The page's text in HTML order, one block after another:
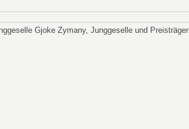
Gjoke Zymany, Junggeselle und